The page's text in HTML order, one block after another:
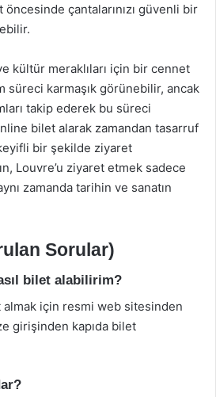
öncesinde çantalarınızı güvenli bir
kültür meraklıları için bir cennet
süreci karmaşık görünebilir, ancak
takip ederek bu süreci
bilet alarak zamandan tasarruf
bir şekilde ziyaret
Louvre’u ziyaret etmek sadece
zamanda tarihin ve sanatın
Sorular)
bilet alabilirim?
almak için resmi web sitesinden
girişinden kapıda bilet